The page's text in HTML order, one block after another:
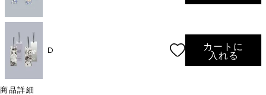
D
カートに
入れる
商品詳細